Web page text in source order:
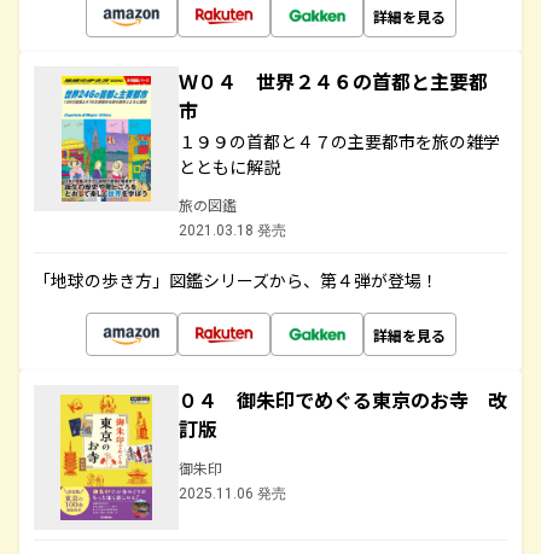
詳細を見る
Ｗ０４ 世界２４６の首都と主要都
市
１９９の首都と４７の主要都市を旅の雑学
とともに解説
旅の図鑑
2021.03.18 発売
「地球の歩き方」図鑑シリーズから、第４弾が登場！
詳細を見る
０４ 御朱印でめぐる東京のお寺 改
訂版
御朱印
2025.11.06 発売